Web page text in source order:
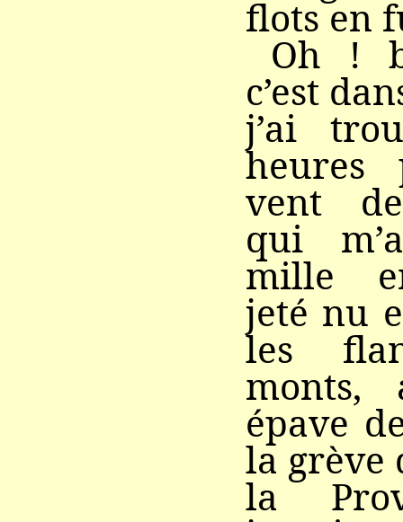
flots en
Oh !
c’est
j’ai
heures
vent
qui
mille
jeté nu
les
monts,
épave
la grève
la